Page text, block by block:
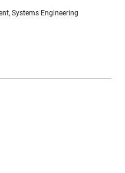
Systems Engineering